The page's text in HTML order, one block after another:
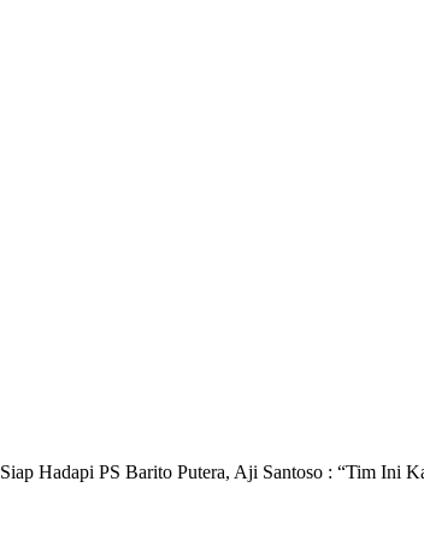
Siap Hadapi PS Barito Putera, Aji Santoso : “Tim Ini